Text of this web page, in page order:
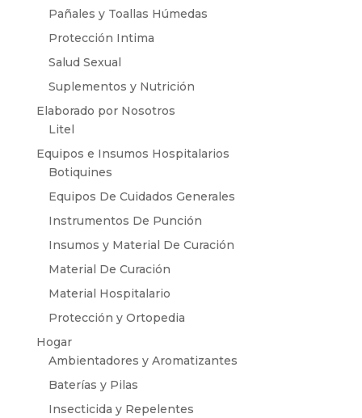
Pañales y Toallas Húmedas
Protección Intima
Salud Sexual
Suplementos y Nutrición
Elaborado por Nosotros
Litel
Equipos e Insumos Hospitalarios
Botiquines
Equipos De Cuidados Generales
Instrumentos De Punción
Insumos y Material De Curación
Material De Curación
Material Hospitalario
Protección y Ortopedia
Hogar
Ambientadores y Aromatizantes
Baterías y Pilas
Insecticida y Repelentes